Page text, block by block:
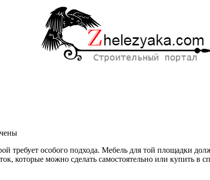
требует особого подхода. Мебель для той площадки
которые можно сделать самостоятельно или купить